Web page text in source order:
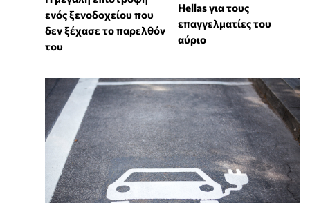
ενός ξενοδοχείου που
δεν ξέχασε το παρελθόν
του
Hellas για τους
επαγγελματίες του
αύριο